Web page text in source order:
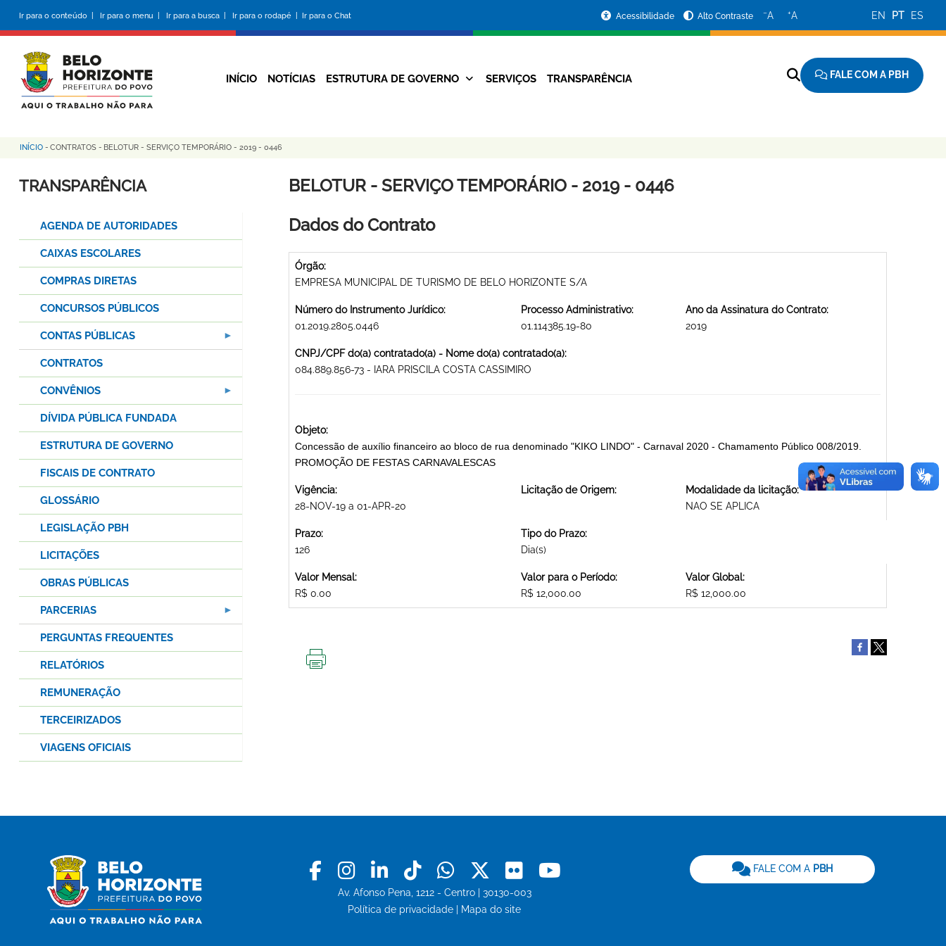
conteúdo
principal
Ir para o conteúdo | Ir para o menu | Ir para a busca | Ir para o rodapé | Ir para o Chat
da
Prefeitura
Acessibilidade Alto Contraste −A +A EN PT ES
Navegação
INÍCIO NOTÍCIAS ESTRUTURA DE GOVERNO SERVIÇOS TRANSPARÊNCIA FALE COM A PBH
Trilha
de
INÍCIO - CONTRATOS - BELOTUR - SERVIÇO TEMPORÁRIO - 2019 - 0446
BELOTUR - SERVIÇO TEMPORÁRIO - 2019 - 0446
Dados do Contrato
Órgão:
EMPRESA MUNICIPAL DE TURISMO DE BELO HORIZONTE S/A
Número do Instrumento Jurídico:
01.2019.2805.0446
Processo Administrativo:
01.114385.19-80
Ano da Assinatura do Contrato:
2019
CNPJ/CPF do(a) contratado(a) - Nome do(a) contratado(a):
084.889.856-73 - IARA PRISCILA COSTA CASSIMIRO
Objeto:
Concessão de auxílio financeiro ao bloco de rua denominado "KIKO LINDO" - Carnaval 2020 - Chamamento Público 008/2019.
PROMOÇÃO DE FESTAS CARNAVALESCAS
Vigência:
28-NOV-19 a 01-APR-20
Licitação de Origem:
Modalidade da licitação:
NAO SE APLICA
Prazo:
126
Tipo do Prazo:
Dia(s)
Valor Mensal:
R$ 0.00
Valor para o Período:
R$ 12,000.00
Valor Global:
R$ 12,000.00
TRANSPARÊNCIA
AGENDA DE AUTORIDADES
CAIXAS ESCOLARES
COMPRAS DIRETAS
CONCURSOS PÚBLICOS
CONTAS PÚBLICAS
CONTRATOS
CONVÊNIOS
DÍVIDA PÚBLICA FUNDADA
ESTRUTURA DE GOVERNO
FISCAIS DE CONTRATO
GLOSSÁRIO
LEGISLAÇÃO PBH
LICITAÇÕES
OBRAS PÚBLICAS
PARCERIAS
PERGUNTAS FREQUENTES
RELATÓRIOS
REMUNERAÇÃO
TERCEIRIZADOS
VIAGENS OFICIAIS
Facebook
Instagram
LinkedinTiktokWhatsapp
X Flickr
Av. Afonso Pena, 1212 - Centro | 30130-003
Política de privacidade
Mapa do site
FALE COM A PBH